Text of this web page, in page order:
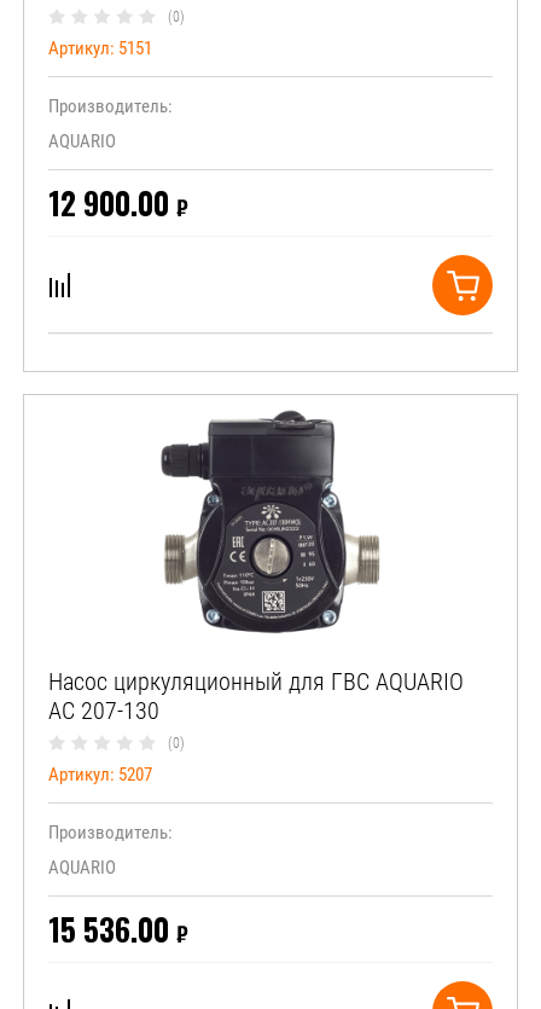
(0)
Артикул: 5151
Производитель:
AQUARIO
12 900.00 ₽
Насос циркуляционный для ГВС AQUARIO
АС 207-130
(0)
Артикул: 5207
Производитель:
AQUARIO
15 536.00 ₽